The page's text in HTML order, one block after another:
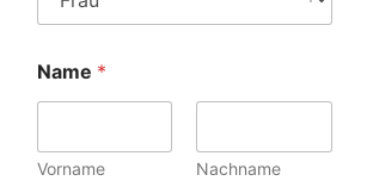
Name *
Vorname Nachname